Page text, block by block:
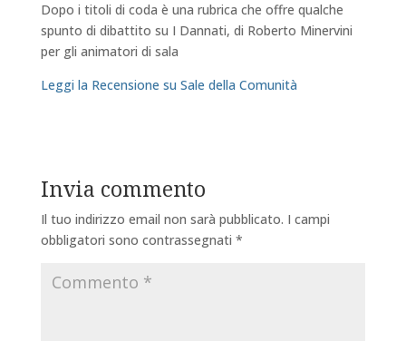
Dopo i titoli di coda è una rubrica che offre qualche
spunto di dibattito su I Dannati, di Roberto Minervini
per gli animatori di sala
Leggi la Recensione su Sale della Comunità
Invia commento
Il tuo indirizzo email non sarà pubblicato. I campi
obbligatori sono contrassegnati *